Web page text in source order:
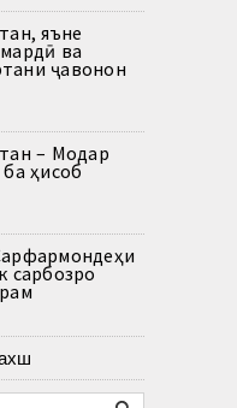
яъне
ва
ҷавонон
– Модар
ҳисоб
сарбозро